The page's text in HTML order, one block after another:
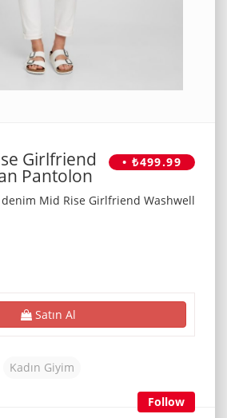
• ₺499.99
Girlfriend
Pantolon
Mid Rise Girlfriend Washwell
Satın Al
Kadın Giyim
Follow